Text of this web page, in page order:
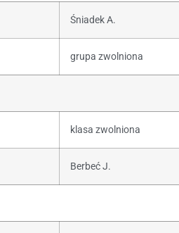
Śniadek A.
grupa zwolniona
klasa zwolniona
Berbeć J.